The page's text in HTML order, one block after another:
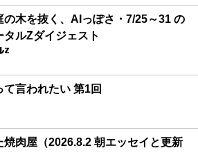
の木を抜く、AIっぽさ・7/25～31 の
タルZダイジェスト
Z
て言われたい 第1回
焼肉屋（2026.8.2 朝エッセイと更新